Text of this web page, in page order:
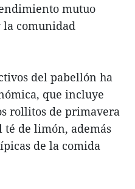
mutuo
la comunidad
del pabellón ha
que incluye
rollitos de primavera
de limón, además
de la comida